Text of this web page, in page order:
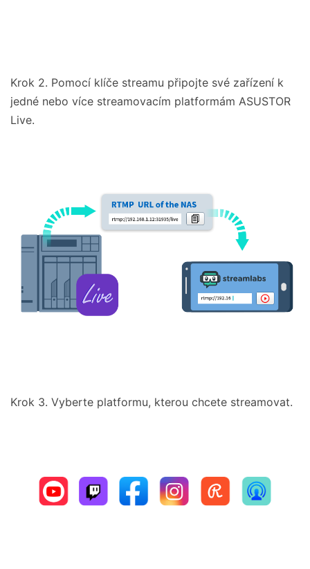
Krok 2. Pomocí klíče streamu připojte své zařízení k
jedné nebo více streamovacím platformám ASUSTOR
Live.
Krok 3. Vyberte platformu, kterou chcete streamovat.